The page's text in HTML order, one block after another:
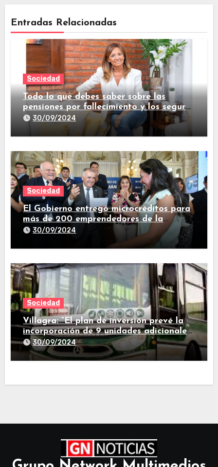
Entradas Relacionadas
Sociedad
Todo lo que debes saber sobre las
pensiones por fallecimiento y los seguros
de vida
30/09/2024
Sociedad
El Gobierno entregó microcréditos para
más de 200 emprendedores de la
provincia
30/09/2024
Sociedad
Villagra: “El plan de inversión prevé la
incorporación de 9 unidades adicionales
para 2025″
30/09/2024